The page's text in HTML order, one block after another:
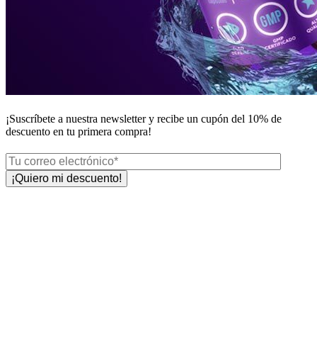
¡Suscríbete a nuestra newsletter y recibe un cupón del 10% de
descuento en tu primera compra!